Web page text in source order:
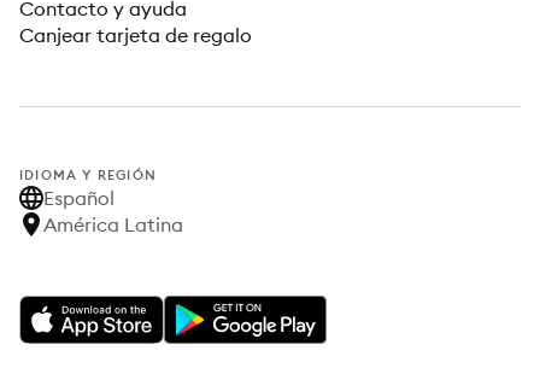
Contacto y ayuda
Canjear tarjeta de regalo
IDIOMA Y REGIÓN
Español
América Latina